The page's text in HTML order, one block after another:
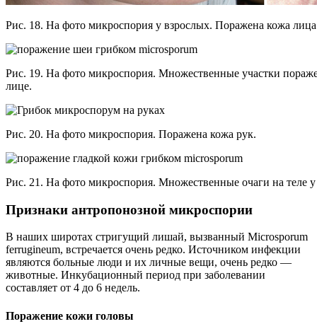
Рис. 18. На фото микроспория у взрослых. Поражена кожа
Рис. 19. На фото микроспория. Множественные участки
лице.
Рис. 20. На фото микроспория. Поражена кожа рук.
Рис. 21. На фото микроспория. Множественные очаги на теле у
Признаки антропонозной микроспории
В наших широтах стригущий лишай, вызванный Microsporum
ferrugineum, встречается очень редко. Источником инфекции
являются больные люди и их личные вещи, очень редко —
животные. Инкубационный период при заболевании
составляет от 4 до 6 недель.
Поражение кожи головы